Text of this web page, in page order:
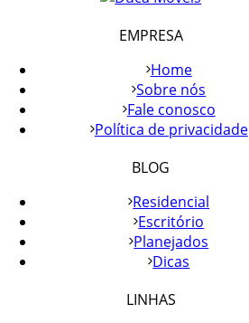
EMPRESA
Home
Sobre nós
Fale conosco
Política de privacidade
BLOG
Residencial
Escritório
Planejados
Dicas
LINHAS